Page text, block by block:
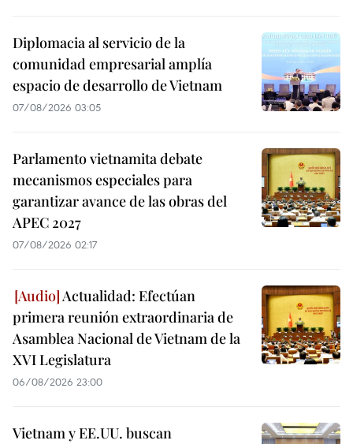
Diplomacia al servicio de la
comunidad empresarial amplía
espacio de desarrollo de Vietnam
07/08/2026 03:05
Parlamento vietnamita debate
mecanismos especiales para
garantizar avance de las obras del
APEC 2027
07/08/2026 02:17
Actualidad: Efectúan
primera reunión extraordinaria de
Asamblea Nacional de Vietnam de la
XVI Legislatura
06/08/2026 23:00
Vietnam y EE.UU. buscan